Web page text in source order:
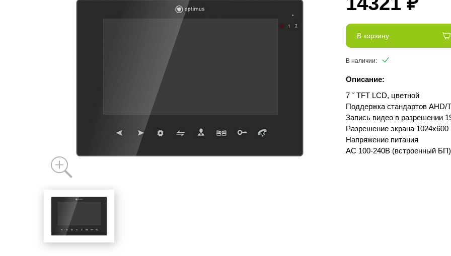
В корзину
В наличии:
Описание:
7 ˝ TFT LCD, цветной
Поддержка стандартов AHD/
Запись видео в разрешении
Разрешение экрана 1024x600
Напряжение питания
АС 100-240В (встроенный БП)